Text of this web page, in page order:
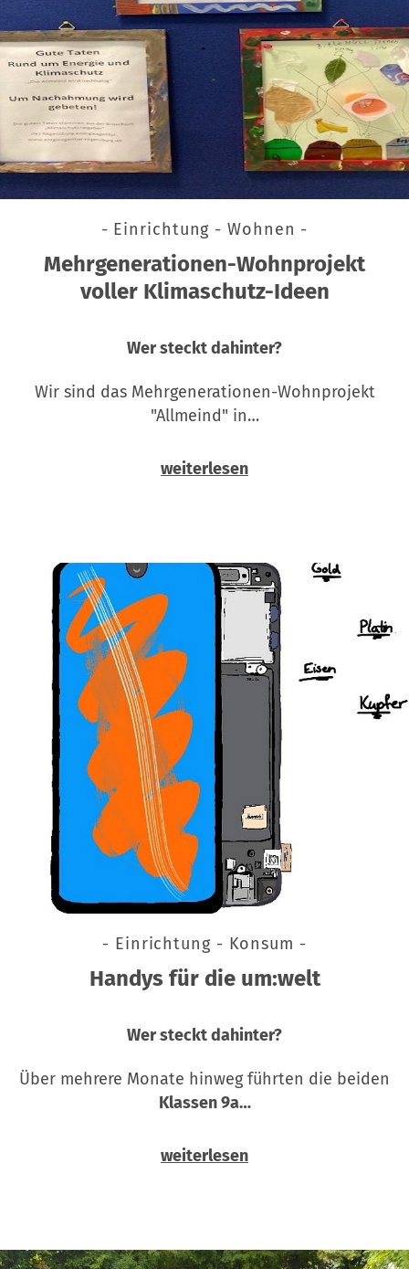
- Einrichtung - Wohnen -
Mehrgenerationen-Wohnprojekt
voller Klimaschutz-Ideen
Wer steckt dahinter?
Wir sind das Mehrgenerationen-Wohnprojekt
"Allmeind" in…
weiterlesen
- Einrichtung - Konsum -
Handys für die um:welt
Wer steckt dahinter?
Über mehrere Monate hinweg führten die beiden
Klassen 9a…
weiterlesen